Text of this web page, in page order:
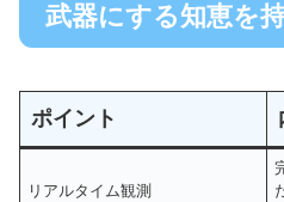
武器にする知恵を
ポイント
リアルタイム観測